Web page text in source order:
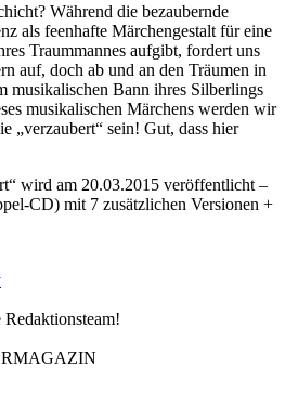
Während die bezaubernde
als feenhafte Märchengestalt für eine
Traummannes aufgibt, fordert uns
auf, doch ab und an den Träumen in
musikalischen Bann ihres Silberlings
musikalischen Märchens werden wir
„verzaubert“ sein! Gut, dass hier
wird am 20.03.2015 veröffentlicht –
CD) mit 7 zusätzlichen Versionen +